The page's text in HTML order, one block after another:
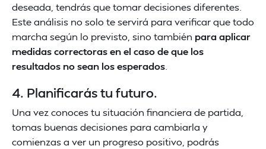
deseada, tendrás que tomar decisiones diferentes.
Este análisis no solo te servirá para verificar que todo
marcha según lo previsto, sino también para aplicar
medidas correctoras en el caso de que los
resultados no sean los esperados
4. Planificarás tu futuro.
Una vez conoces tu situación financiera de partida,
tomas buenas decisiones para cambiarla y
comienzas a ver un progreso positivo, podrás